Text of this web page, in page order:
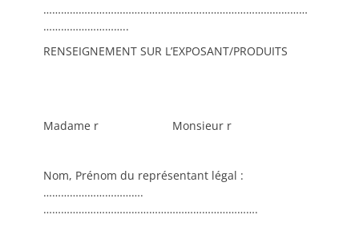
………………………………………………………………………………
………………………..
RENSEIGNEMENT SUR L’EXPOSANT/PRODUITS
Madame r Monsieur r
Nom, Prénom du représentant légal :
…………………………….
……………………………………………………………….